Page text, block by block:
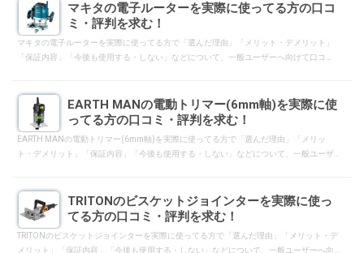
マキタの電子ルーターを実際に使ってる方の口コ
ミ・評判を求む！
マキタの電子ルーターを実際に使ってる方で「選んだ理由」「メリット・デメリット」
「保証内容」「今後も使用する・しない」などについて、一般ユーザーへ向けて口コ
EARTH MANの電動トリマー(6mm軸)を実際に使
ってる方の口コミ・評判を求む！
EARTH MANの電動トリマー(6mm軸)を実際に使ってる方で「選んだ理由」「メリッ
ト・デメリット」「保証内容」「今後も使用する・しない」などについて、一般ユーザ
TRITONのビスケットジョインターを実際に使っ
てる方の口コミ・評判を求む！
TRITONのビスケットジョインターを実際に使ってる方で「選んだ理由」「メリット・デ
メリット」「保証内容」「今後も使用する・しない」などについて、一般ユーザーへ向